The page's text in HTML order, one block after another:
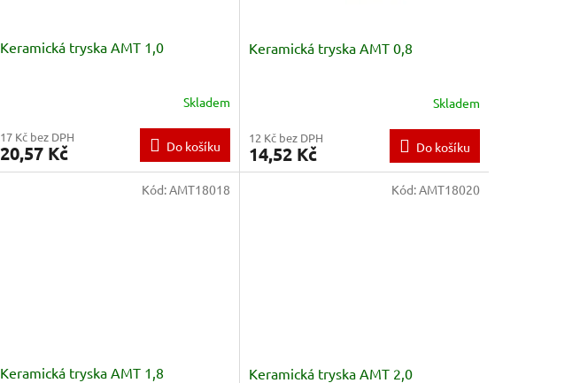
Keramická tryska AMT 1,0
Skladem
17 Kč bez DPH
20,57 Kč Do košíku
Keramická tryska AMT 0,8
Skladem
12 Kč bez DPH
14,52 Kč Do košíku
Keramická tryska AMT 1,8
Kód: AMT18018
Keramická tryska AMT 2,0
Kód: AMT18020